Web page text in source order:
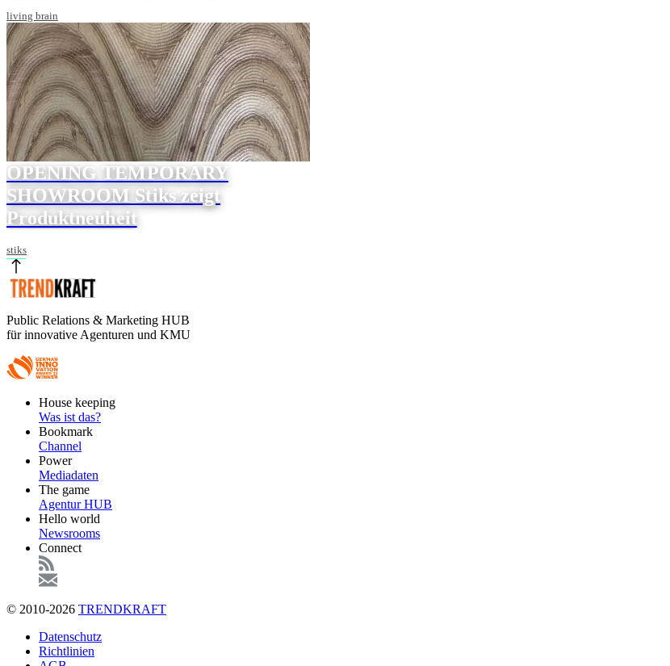
living brain
OPENING TEMPORARY
SHOWROOM Stiks zeigt
Produktneuheit
stiks
Public Relations & Marketing HUB
für innovative Agenturen und KMU
FooterHouse keeping
Was ist das?
Bookmark
Channel
Power
Mediadaten
The game
Agentur HUB
Hello world
Newsrooms
Connect
© 2010-2026 TRENDKRAFT
FußzeileDatenschutz
Richtlinien